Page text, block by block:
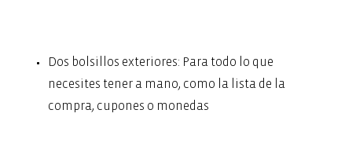
Dos bolsillos exteriores: Para todo lo que
necesites tener a mano, como la lista de la
compra, cupones o monedas